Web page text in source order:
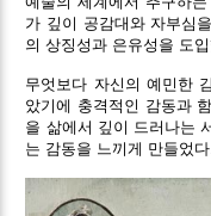
가 깊이 공감대와 자부심
의 상징성과 은유성을 도입
무엇보다 자신의 예민한
았기에 충격적인 감동과
을 삶에서 깊이 드러나는
는 감동을 느끼게 만들었다.